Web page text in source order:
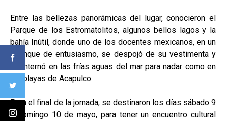
Entre las bellezas panorámicas del lugar, conocieron el
Parque de los Estromatolitos, algunos bellos lagos y la
bahía Inútil, donde uno de los docentes mexicanos, en un
arranque de entusiasmo, se despojó de su vestimenta y
se internó en las frías aguas del mar para nadar como en
las playas de Acapulco.
Para el final de la jornada, se destinaron los días sábado 9
y domingo 10 de mayo, para tener un encuentro cultural